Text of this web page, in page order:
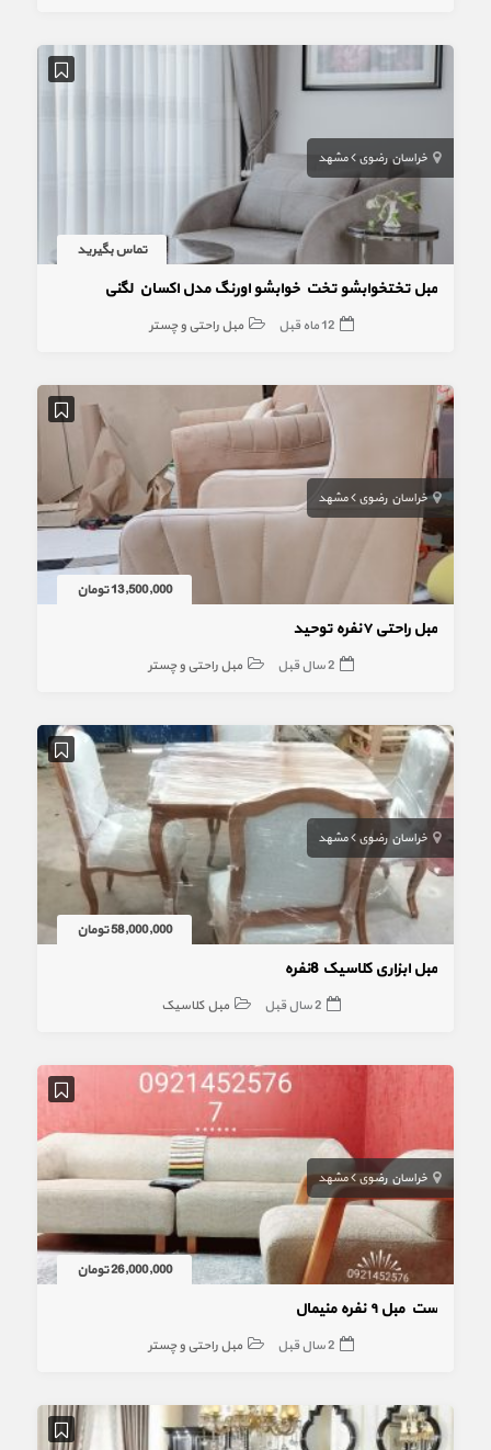
خراسان رضوی مشهد
تماس بگیرید
مبل تختخوابشو تخت خوابشو اورنگ مدل اکسان لگنی
12 ماه قبل مبل راحتی و چستر
خراسان رضوی مشهد
13,500,000 تومان
مبل راحتی ۷نفره توحید
2 سال قبل مبل راحتی و چستر
خراسان رضوی مشهد
58,000,000 تومان
مبل ابزاری کلاسیک 8نفره
2 سال قبل مبل کلاسیک
خراسان رضوی مشهد
26,000,000 تومان
ست مبل ۹ نفره منیمال
2 سال قبل مبل راحتی و چستر